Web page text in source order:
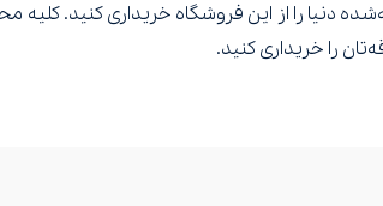
دنیا را از این فروشگاه خریداری کنید.
را خریداری کنید.